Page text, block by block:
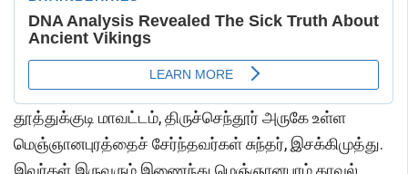
தூத்துக்குடி மாவட்டம், திருச்செந்தூர் அருகே உள்ள
மெஞ்ஞானபுரத்தைச் சேர்ந்தவர்கள் சுந்தர், இசக்கிமுத்து.
இவர்கள் இருவரும் இணைந்து மெஞ்ஞானபுரம் காவல்